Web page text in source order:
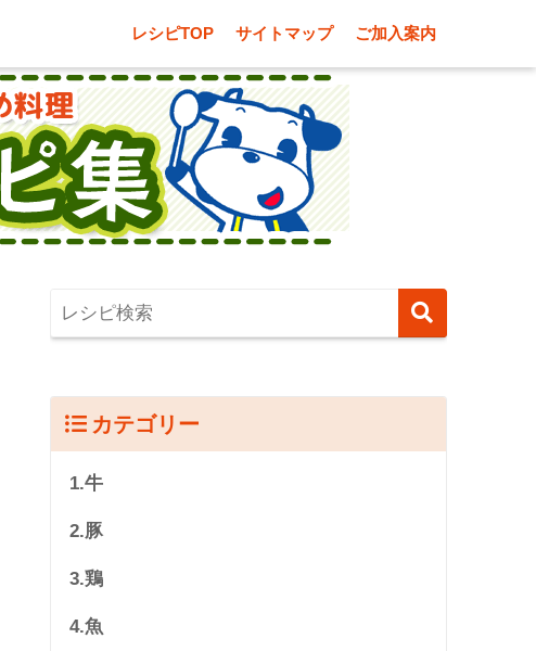
レシピTOP サイトマップ ご加入案内
カテゴリー
1.牛
2.豚
3.鶏
4.魚